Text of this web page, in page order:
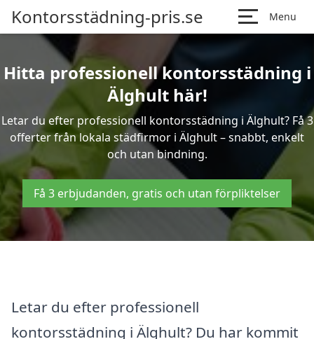
Kontorsstädning-pris.se Menu
Hitta professionell kontorsstädning i
Älghult här!
Letar du efter professionell kontorsstädning i Älghult? Få 3
offerter från lokala städfirmor i Älghult – snabbt, enkelt
och utan bindning.
Få 3 erbjudanden, gratis och utan förpliktelser
Letar du efter professionell
kontorsstädning i Älghult? Du har kommit